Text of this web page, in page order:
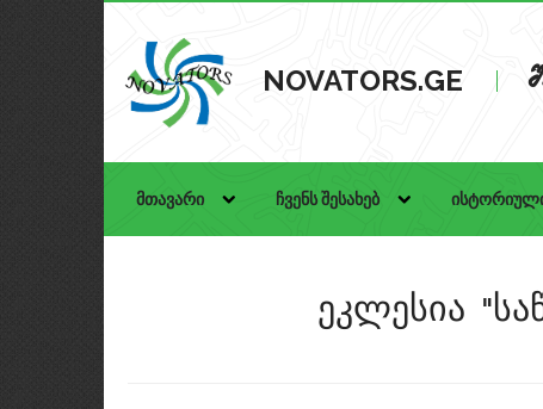
NOVATORS.GE
მთავარი ჩვენს შესახებ
ეკლესია